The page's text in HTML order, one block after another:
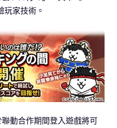
玩家技術。
動合作期間登入遊戲將可